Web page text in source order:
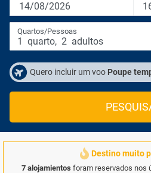
14/08/2026
Quartos/Pessoas
1 quarto, 2 adultos
Quero incluir um voo Poupe
Destino muito
7 alojamientos foram reservados nos